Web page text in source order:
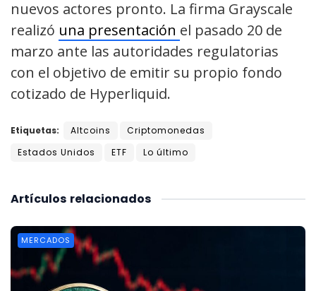
nuevos actores pronto. La firma Grayscale
realizó una presentación el pasado 20 de
marzo ante las autoridades regulatorias
con el objetivo de emitir su propio fondo
cotizado de Hyperliquid.
Etiquetas: Altcoins
Criptomonedas
Estados Unidos
ETF Lo último
relacionados
Artículos
MERCADOS